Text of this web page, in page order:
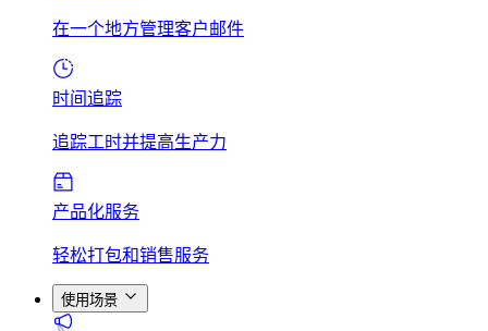
在一个地方管理客户邮件
时间追踪
追踪工时并提高生产力
产品化服务
轻松打包和销售服务
使用场景